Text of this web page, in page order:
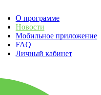
О программе
Новости
Мобильное приложение
FAQ
Личный кабинет